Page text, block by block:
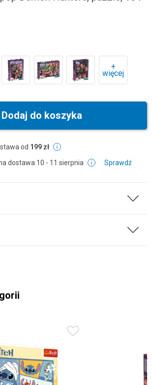
+
więcej
Dodaj do koszyka
od 199 zł
dostawa 10 - 11 sierpnia Sprawdź